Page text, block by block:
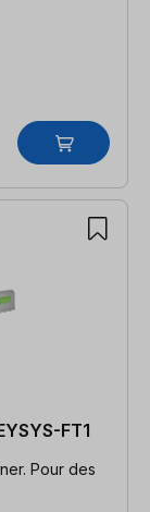
FT1
Pour des